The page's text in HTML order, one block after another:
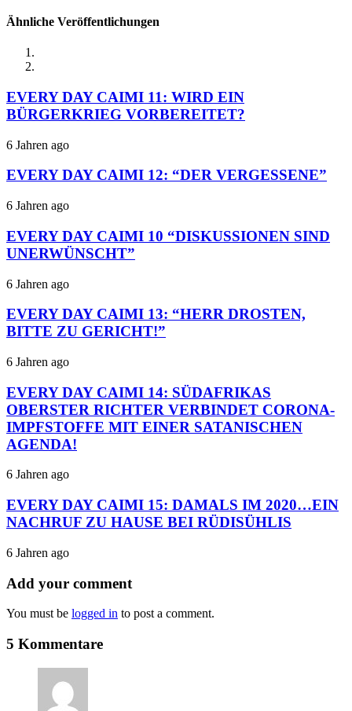
Ähnliche Veröffentlichungen
EVERY DAY CAIMI 11: WIRD EIN
BÜRGERKRIEG VORBEREITET?
6 Jahren ago
EVERY DAY CAIMI 12: “DER VERGESSENE”
6 Jahren ago
EVERY DAY CAIMI 10 “DISKUSSIONEN SIND
UNERWÜNSCHT”
6 Jahren ago
EVERY DAY CAIMI 13: “HERR DROSTEN,
BITTE ZU GERICHT!”
6 Jahren ago
EVERY DAY CAIMI 14: SÜDAFRIKAS
OBERSTER RICHTER VERBINDET CORONA-
IMPFSTOFFE MIT EINER SATANISCHEN
AGENDA!
6 Jahren ago
EVERY DAY CAIMI 15: DAMALS IM 2020…EIN
NACHRUF ZU HAUSE BEI RÜDISÜHLIS
6 Jahren ago
Add your comment
You must be logged in to post a comment.
5 Kommentare